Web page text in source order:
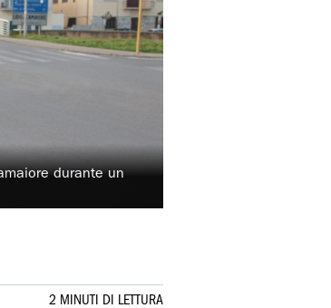
durante un
2 MINUTI DI LETTURA